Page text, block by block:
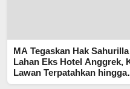
MA Tegaskan Hak
Lahan Eks Hotel Anggrek,
Lawan Terpatahkan hingga
Kasasi